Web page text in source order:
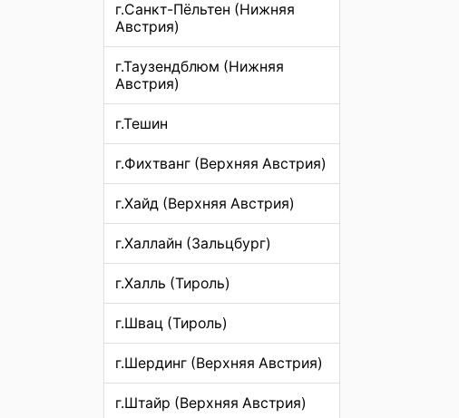
г.Санкт-Пёльтен (Нижняя
Австрия)
г.Таузендблюм (Нижняя
Австрия)
г.Тешин
г.Фихтванг (Верхняя Австрия)
г.Хайд (Верхняя Австрия)
г.Халлайн (Зальцбург)
г.Халль (Тироль)
г.Швац (Тироль)
г.Шердинг (Верхняя Австрия)
г.Штайр (Верхняя Австрия)